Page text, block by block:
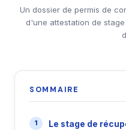
Un dossier de permis de
d'une attestation de
SOMMAIRE
Le stage de